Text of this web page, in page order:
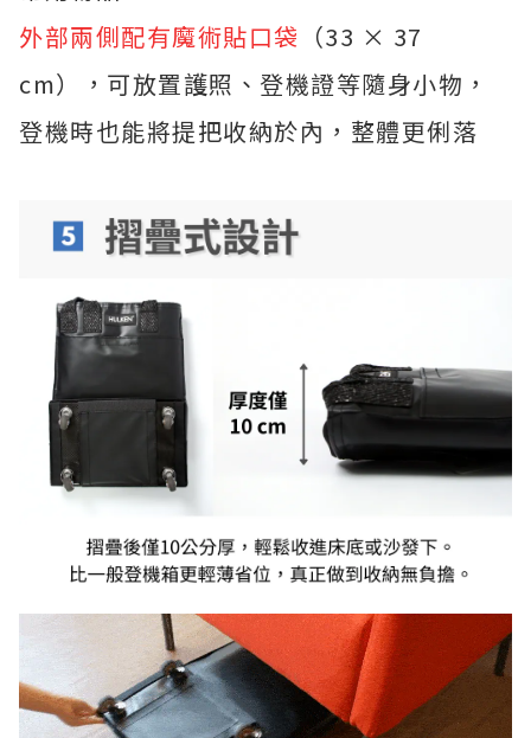
外部兩側配有魔術貼口袋 （33 × 37
cm），可放置護照、登機證等隨身小物，
登機時也能將提把收納於內，整體更俐落